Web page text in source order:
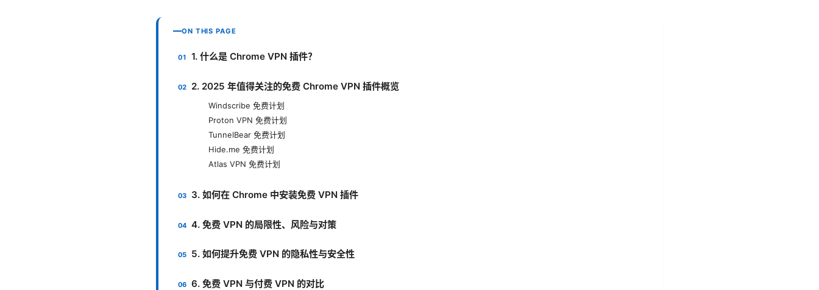
ON THIS PAGE
1. 什么是 Chrome VPN 插件？
2. 2025 年值得关注的免费 Chrome VPN 插件概览
Windscribe 免费计划
Proton VPN 免费计划
TunnelBear 免费计划
Hide.me 免费计划
Atlas VPN 免费计划
3. 如何在 Chrome 中安装免费 VPN 插件
4. 免费 VPN 的局限性、风险与对策
5. 如何提升免费 VPN 的隐私性与安全性
6. 免费 VPN 与付费 VPN 的对比